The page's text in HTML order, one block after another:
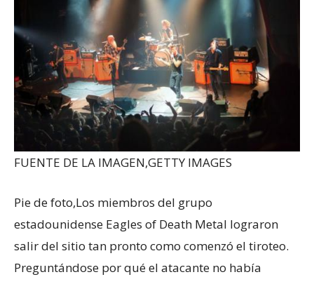
FUENTE DE LA IMAGEN,GETTY IMAGES
Pie de foto,Los miembros del grupo
estadounidense Eagles of Death Metal lograron
salir del sitio tan pronto como comenzó el tiroteo.
Preguntándose por qué el atacante no había